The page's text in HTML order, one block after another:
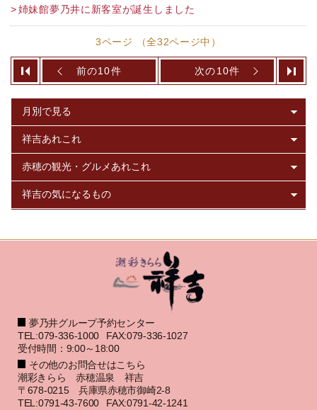
姉妹館夢乃井に新客室が誕生しました
3ページ （全32ページ中）
前の10件 次の10件
夢乃井グループ予約センター
TEL:079-336-1000
FAX:079-336-1027
受付時間：9:00～18:00
その他のお問合せはこちら
潮彩きらら 赤穂温泉 祥吉
〒678-0215 兵庫県赤穂市御崎2-8
TEL:0791-43-7600
FAX:0791-42-1241